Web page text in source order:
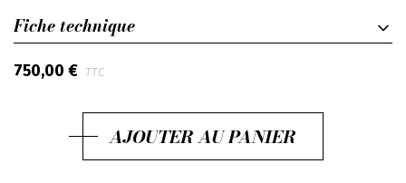
Fiche technique
750,00 € TTC
AJOUTER AU PANIER